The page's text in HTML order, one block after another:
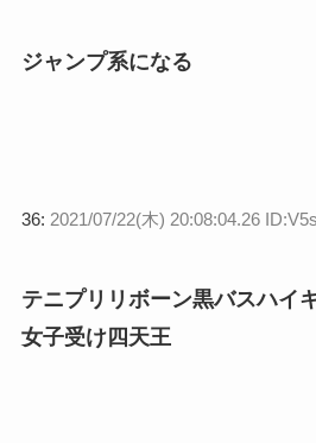
ジャンプ系になる
36: 2021/07/22(木) 20:08:04.26
テニプリリボーン黒バスハイ
女子受け四天王